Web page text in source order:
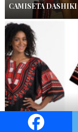
CAMISETA DASHIKI